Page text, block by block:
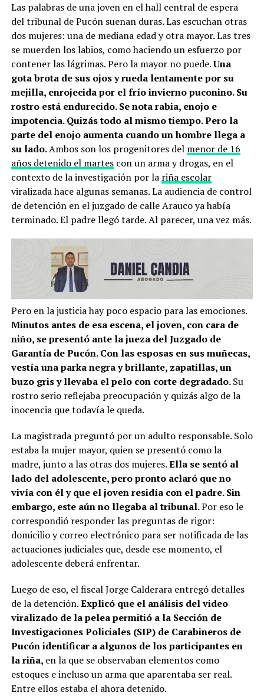
Las palabras de una joven en el hall central de espera
del tribunal de Pucón suenan duras. Las escuchan otras
dos mujeres: una de mediana edad y otra mayor. Las tres
se muerden los labios, como haciendo un esfuerzo por
contener las lágrimas. Pero la mayor no puede.Una
gota brota de sus ojos y rueda lentamente por su
mejilla, enrojecida por el frío invierno puconino. Su
rostro está endurecido. Se nota rabia, enojo e
impotencia. Quizás todo al mismo tiempo. Pero la
parte del enojo aumenta cuando un hombre llega a
su lado.Ambos son los progenitores del menor de 16
años detenido el martescon un arma y drogas, en el
contexto de la investigación por la riña escolar
viralizada hace algunas semanas. La audiencia de control
de detención en el juzgado de calle Arauco ya había
terminado. El padre llegó tarde. Al parecer, una vez más.
Pero en la justicia hay poco espacio para las emociones.
Minutos antes de esa escena, el joven, con cara de
niño, se presentó ante la jueza del Juzgado de
Garantía de Pucón. Con las esposas en sus muñecas,
vestía una parka negra y brillante, zapatillas, un
buzo gris y llevaba el pelo con corte degradado.Su
rostro serio reflejaba preocupación y quizás algo de la
inocencia que todavía le queda.
La magistrada preguntó por un adulto responsable. Solo
estaba la mujer mayor, quien se presentó como la
madre, junto a las otras dos mujeres.Ella se sentó al
lado del adolescente, pero pronto aclaró que no
vivía con él y que el joven residía con el padre. Sin
embargo, este aún no llegaba al tribunal.Por eso le
correspondió responder las preguntas de rigor:
domicilio y correo electrónico para ser notificada de las
actuaciones judiciales que, desde ese momento, el
adolescente deberá enfrentar.
Luego de eso, el fiscal Jorge Calderara entregó detalles
de la detención.Explicó que el análisis del video
viralizado de la pelea permitió a la Sección de
Investigaciones Policiales (SIP) de Carabineros de
Pucón identificar a algunos de los participantes en
la riña, en la que se observaban elementos como
estoques e incluso un arma que aparentaba ser real.
Entre ellos estaba el ahora detenido.